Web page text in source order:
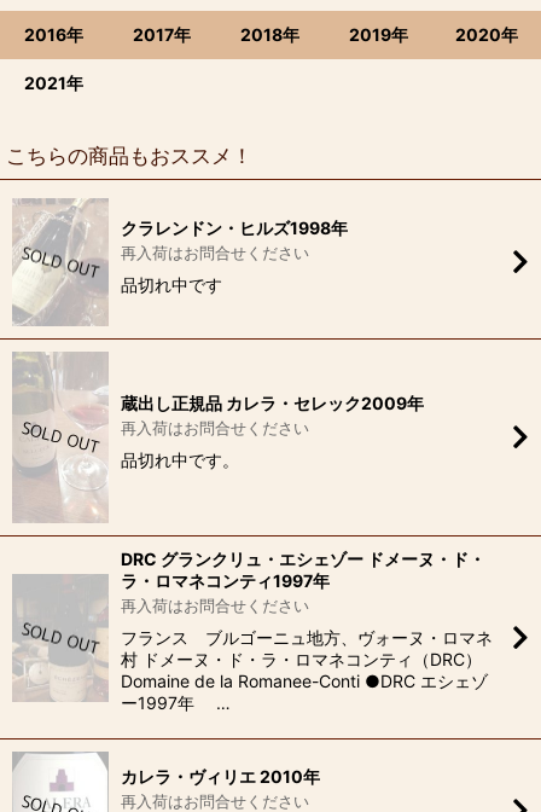
2016年 2017年 2018年 2019年 2020年
2021年
こちらの商品もおススメ！
クラレンドン・ヒルズ1998年
再入荷はお問合せください
品切れ中です
蔵出し正規品 カレラ・セレック2009年
再入荷はお問合せください
品切れ中です。
DRC グランクリュ・エシェゾー ドメーヌ・ド・
ラ・ロマネコンティ1997年
再入荷はお問合せください
フランス ブルゴーニュ地方、ヴォーヌ・ロマネ
村 ドメーヌ・ド・ラ・ロマネコンティ（DRC）
Domaine de la Romanee-Conti ●DRC エシェゾ
ー1997年 …
カレラ・ヴィリエ 2010年
再入荷はお問合せください